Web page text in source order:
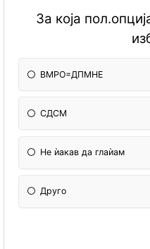
За која
ВМРО=ДПМНЕ
СДСМ
Не ѝакав да глаѝам
Друго